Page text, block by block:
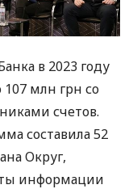
в 2023 году
107 млн ​​грн со
счетов.
составила 52
Округ,
информации